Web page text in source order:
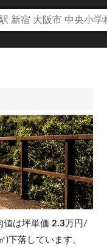
値は坪単価2.3 万円/
下落しています。